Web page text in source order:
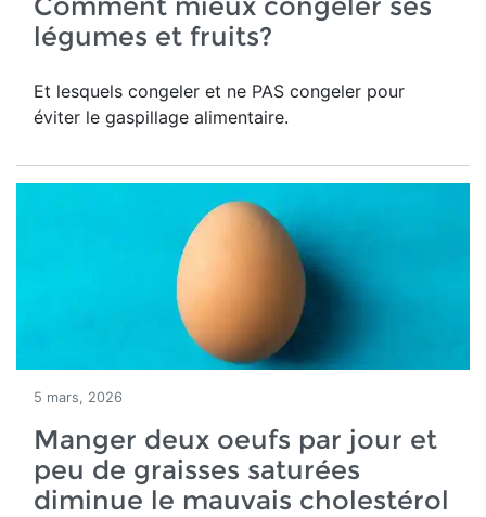
légumes et fruits?
Et lesquels congeler et ne PAS congeler pour
éviter le gaspillage alimentaire.
5 mars, 2026
Manger deux oeufs par jour et
peu de graisses saturées
diminue le mauvais cholestérol